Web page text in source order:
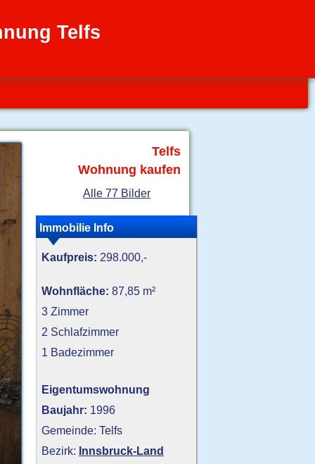
Telfs
Telfs
Wohnung kaufen
Alle 77 Bilder
Immobilie Info
Kaufpreis: 298.000,-
Wohnfläche: 87,85 m²
3 Zimmer
2 Schlafzimmer
1 Badezimmer
Eigentumswohnung
Baujahr: 1996
Gemeinde: Telfs
Bezirk: Innsbruck-Land